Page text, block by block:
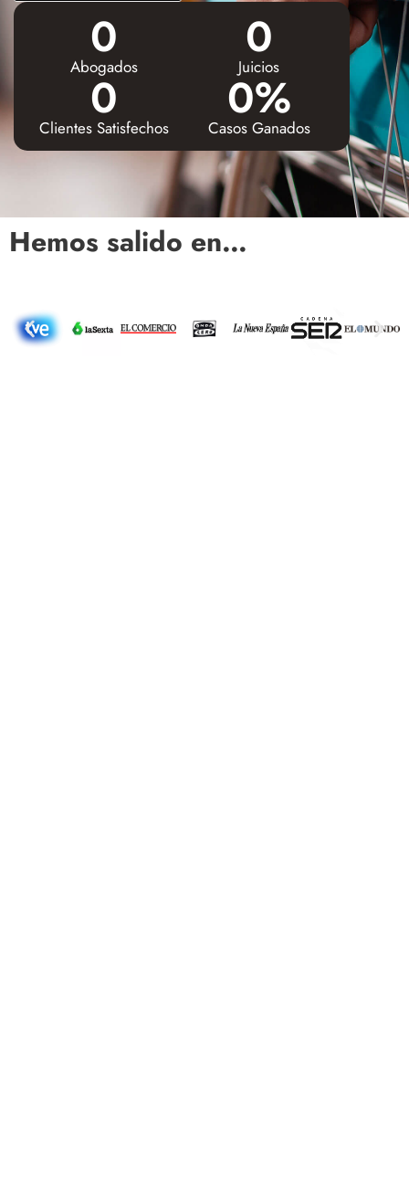
Abogados
0 Juicios
0
Clientes Satisfechos
0 Casos Ganados
0%
Hemos salido en…